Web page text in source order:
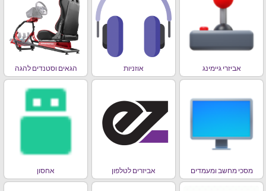
אביזרי גיימינג אוזניות הגאים וסטנדים להגה
מסכי מחשב ומעמדים אביזרים לטלפון אחסון